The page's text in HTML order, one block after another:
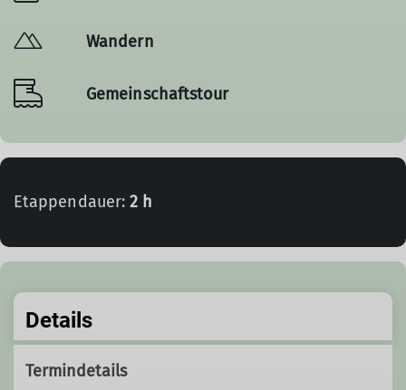
Wandern
Gemeinschaftstour
Etappendauer:2 h
Details
Termindetails